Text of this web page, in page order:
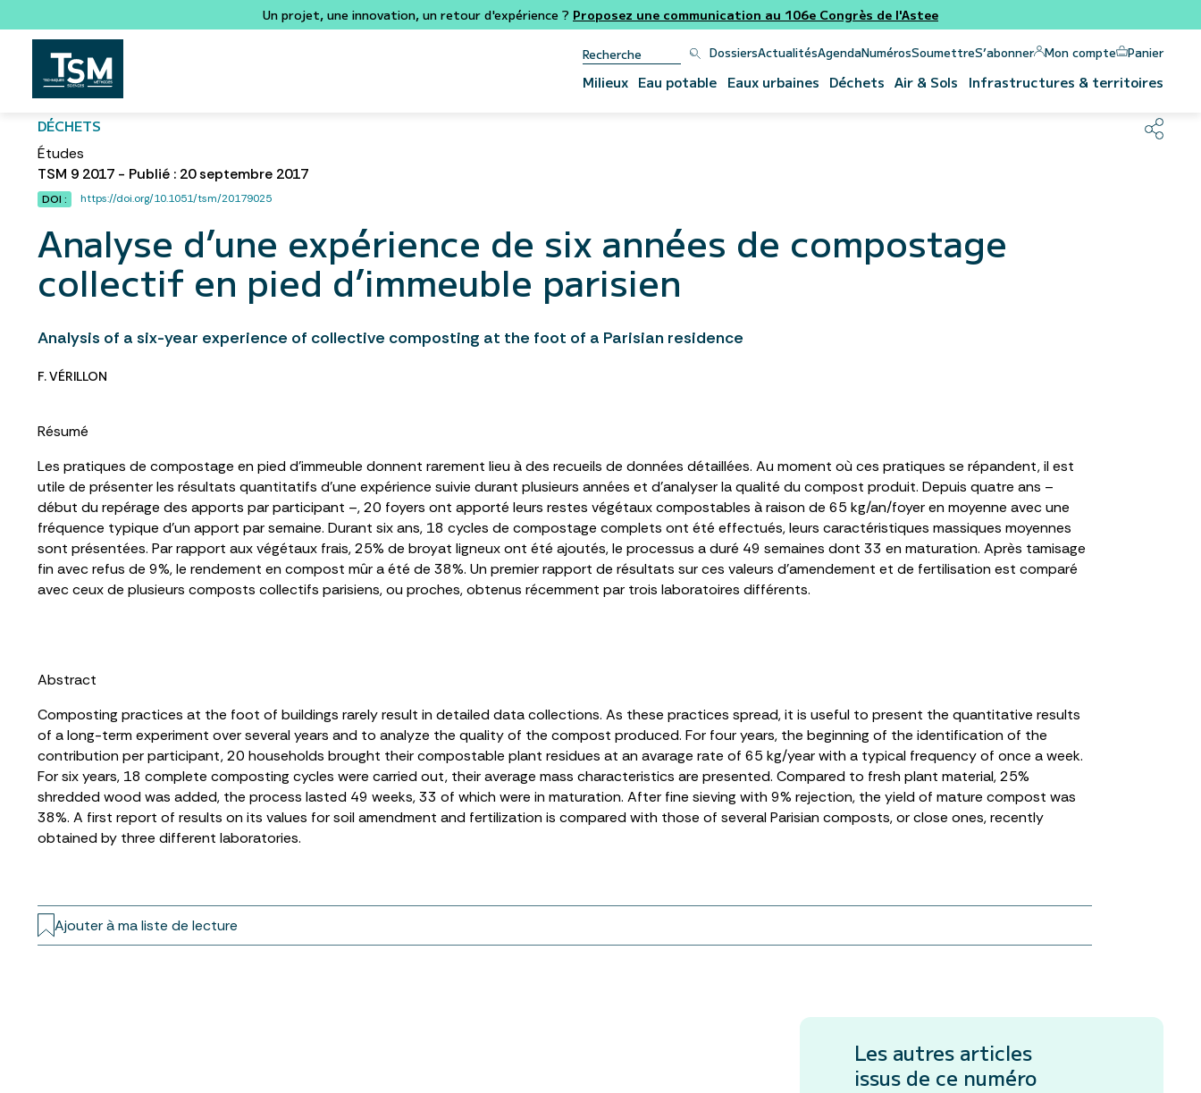
Un projet, une innovation, un retour d'expérience ? Proposez une communication au 106e Congrès de l'Astee
DossiersActualitésAgendaNumérosSoumettreS’abonner Mon compte Panier
Milieux Eau potable Eaux urbaines Déchets Air & Sols Infrastructures & territoires
DÉCHETS
Études
TSM 9 2017 - Publié : 20 septembre 2017
DOI : https://doi.org/10.1051/tsm/20179025
Analyse d’une expérience de six années de compostage
collectif en pied d’immeuble parisien
Analysis of a six-year experience of collective composting at the foot of a Parisian residence
F. VÉRILLON
Résumé
Les pratiques de compostage en pied d’immeuble donnent rarement lieu à des recueils de données détaillées. Au moment où ces pratiques se répandent, il est
utile de présenter les résultats quantitatifs d’une expérience suivie durant plusieurs années et d’analyser la qualité du compost produit. Depuis quatre ans –
début du repérage des apports par participant –, 20 foyers ont apporté leurs restes végétaux compostables à raison de 65 kg/an/foyer en moyenne avec une
fréquence typique d’un apport par semaine. Durant six ans, 18 cycles de compostage complets ont été effectués, leurs caractéristiques massiques moyennes
sont présentées. Par rapport aux végétaux frais, 25% de broyat ligneux ont été ajoutés, le processus a duré 49 semaines dont 33 en maturation. Après tamisage
fin avec refus de 9%, le rendement en compost mûr a été de 38%. Un premier rapport de résultats sur ces valeurs d’amendement et de fertilisation est comparé
avec ceux de plusieurs composts collectifs parisiens, ou proches, obtenus récemment par trois laboratoires différents.
Abstract
Composting practices at the foot of buildings rarely result in detailed data collections. As these practices spread, it is useful to present the quantitative results
of a long-term experiment over several years and to analyze the quality of the compost produced. For four years, the beginning of the identification of the
contribution per participant, 20 households brought their compostable plant residues at an avarage rate of 65 kg/year with a typical frequency of once a week.
For six years, 18 complete composting cycles were carried out, their average mass characteristics are presented. Compared to fresh plant material, 25%
shredded wood was added, the process lasted 49 weeks, 33 of which were in maturation. After fine sieving with 9% rejection, the yield of mature compost was
38%. A first report of results on its values for soil amendment and fertilization is compared with those of several Parisian composts, or close ones, recently
obtained by three different laboratories.
Ajouter à ma liste de lecture
Les autres articles
issus de ce numéro